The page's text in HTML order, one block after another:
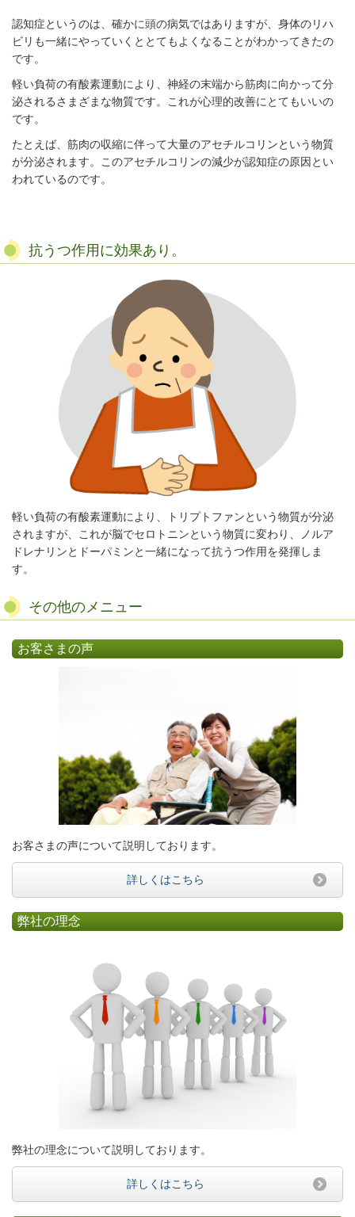
認知症というのは、確かに頭の病気ではありますが、身体のリハ
ビリも一緒にやっていくととてもよくなることがわかってきたの
です。
軽い負荷の有酸素運動により、神経の末端から筋肉に向かって分
泌されるさまざまな物質です。これが心理的改善にとてもいいの
です。
たとえば、筋肉の収縮に伴って大量のアセチルコリンという物質
が分泌されます。このアセチルコリンの減少が認知症の原因とい
われているのです。
抗うつ作用に効果あり。
軽い負荷の有酸素運動により、
トリプトファンという物質が分泌
されますが、これが脳でセロトニンという物質に変わり、ノルア
ドレナリンとドーパミンと一緒になって抗うつ作用を発揮しま
す。
その他のメニュー
お客さまの声
お客さまの声について説明しております。
詳しくはこちら
弊社の理念
弊社の理念について説明しております。
詳しくはこちら